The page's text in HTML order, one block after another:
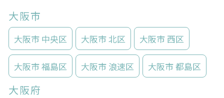
大阪市
大阪市 中央区 大阪市 北区 大阪市 西区
大阪市 福島区 大阪市 浪速区 大阪市 都島区
大阪府